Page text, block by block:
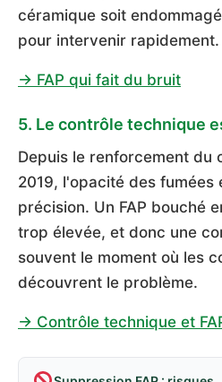
céramique soit
pour intervenir rapidement.
→ FAP qui fait du bruit
5. Le contrôle technique
Depuis le renforcement du
2019, l'opacité des fumées
précision. Un FAP bouché
trop élevée, et donc une
souvent le moment où les
découvrent le problème.
→ Contrôle technique et